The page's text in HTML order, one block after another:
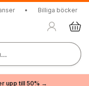
• Billiga böcker
upp till 50% →